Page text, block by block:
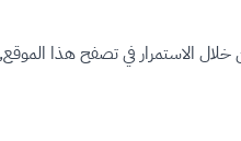
الاستمرار في تصفح هذا